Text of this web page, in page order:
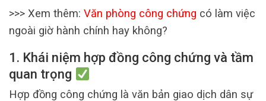
>>> Xem thêm: Văn phòng công chứng có làm việc
ngoài giờ hành chính hay không?
1. Khái niệm hợp đồng công chứng và tầm
quan trọng
Hợp đồng công chứng là văn bản giao dịch dân sự